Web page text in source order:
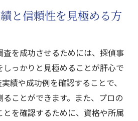
べき情報と依頼の詳細
釈と今後の対策
追加依頼する際のポイント
ける不倫調査の実態とプロの
倫調査における地域特性
と信頼性を見極める方
を成功させるためには、探偵事
っかりと見極めることが肝心で
績や成功例を確認することで、
ことができます。また、プロの
を確認するために、資格や所属